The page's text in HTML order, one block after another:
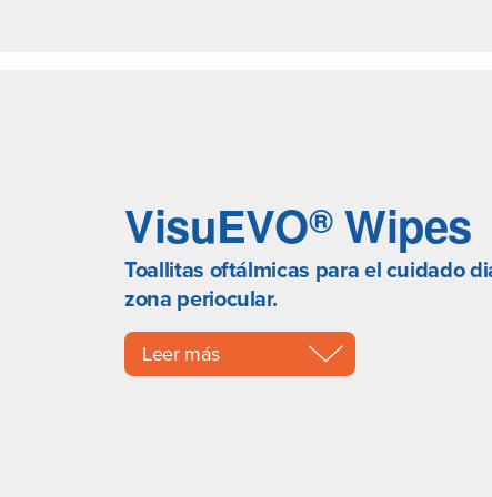
VisuEVO®Wipes
Toallitas oftálmicas para el cuidado
zona periocular.
Leer más